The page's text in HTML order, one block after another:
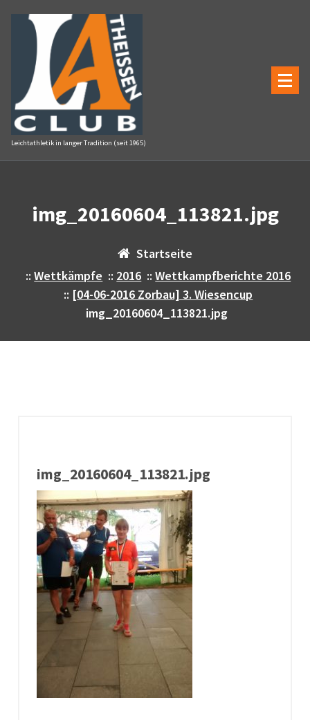
Inhalt
springen
Leichtathletik in langer Tradition (seit 1965)
img_20160604_113821.jpg
Startseite
::Wettkämpfe :: 2016 ::Wettkampfberichte 2016
:: [04-06-2016 Zorbau] 3. Wiesencup
img_20160604_113821.jpg
img_20160604_113821.jpg